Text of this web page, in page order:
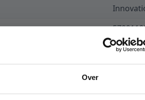
Over
€
525